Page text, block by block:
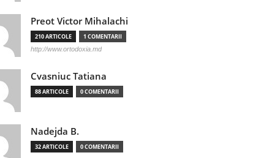
Preot Victor Mihalachi
210 ARTICOLE 1 COMENTARII
http://www.ortodoxia.md
Cvasniuc Tatiana
88 ARTICOLE 0 COMENTARII
Nadejda B.
32 ARTICOLE 0 COMENTARII